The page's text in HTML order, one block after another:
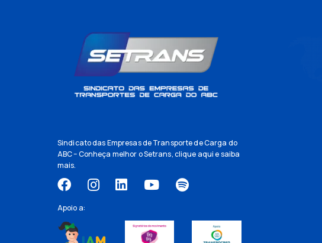
Sindicato das Empresas de Transporte de Carga do
ABC – Conheça melhor o Setrans,clique aquie saiba
mais.
Apoio a: